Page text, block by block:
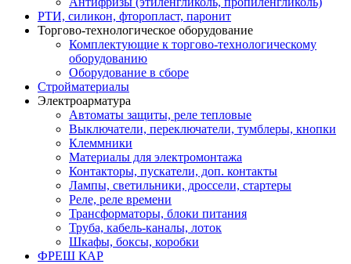
РТИ, силикон, фторопласт, паронит
Торгово-технологическое оборудование
Комплектующие к торгово-технологическому
оборудованию
Оборудование в сборе
Стройматериалы
Электроарматура
Автоматы защиты, реле тепловые
Выключатели, переключатели, тумблеры, кнопки
Клеммники
Материалы для электромонтажа
Контакторы, пускатели, доп. контакты
Лампы, светильники, дроссели, стартеры
Реле, реле времени
Трансформаторы, блоки питания
Труба, кабель-каналы, лоток
Шкафы, боксы, коробки
ФРЕШ КАР